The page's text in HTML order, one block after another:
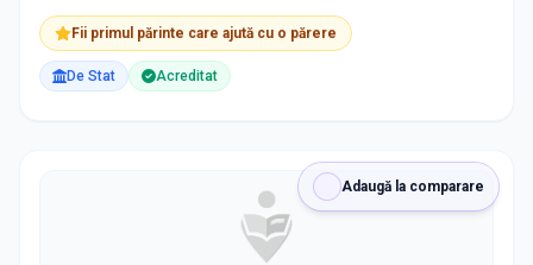
Fii primul părinte care ajută cu o părere
De Stat Acreditat
Adaugă la comparare